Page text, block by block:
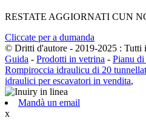
RESTATE AGGIORNATI CUN
Cliccate per a dumanda
© Dritti d'autore - 2019-2025 : Tutti
Guida - Prodotti in vetrina - Pianu di
Rompiroccia idraulicu di 20
idraulici per escavatori in vendita,
Mandà un email
x